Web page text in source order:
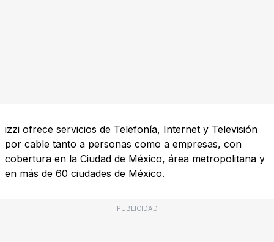
izzi ofrece servicios de Telefonía, Internet y Televisión
por cable tanto a personas como a empresas, con
cobertura en la Ciudad de México, área metropolitana y
en más de 60 ciudades de México.
PUBLICIDAD